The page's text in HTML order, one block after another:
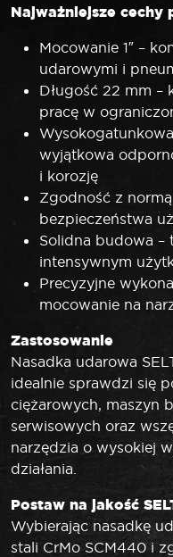
Najważniejsze cechy
Mocowanie 1″ –
udarowymi i
Długość 22 mm –
pracę w
wyjątkowa
i korozję
Zgodność z
bezpieczeństwa
Solidna budowa –
intensywnym
Precyzyjne
mocowanie na
Zastosowanie
Nasadka udarowa
idealnie sprawdzi się
ciężarowych, maszyn
serwisowych oraz
narzędzia o wysokiej
działania.
Postaw na jakość
Wybierając nasadkę
stali CrMo SCM440 i